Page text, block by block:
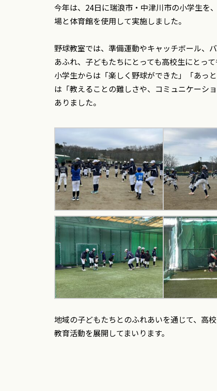
今年は、24日に瑞浪市・中津川市の小学生を
場と体育館を使用して実施しま した。
野球教室では、準備運動やキャッチボール、
あふれ、子どもたちにとっても高校生にとっ
小学生からは「楽しく野球ができた」「あっ
は「教えることの難しさや、コミュニケーシ
ありました。
地域の子どもたちとのふれあいを通じて、高
教育活動を展開してまいります。